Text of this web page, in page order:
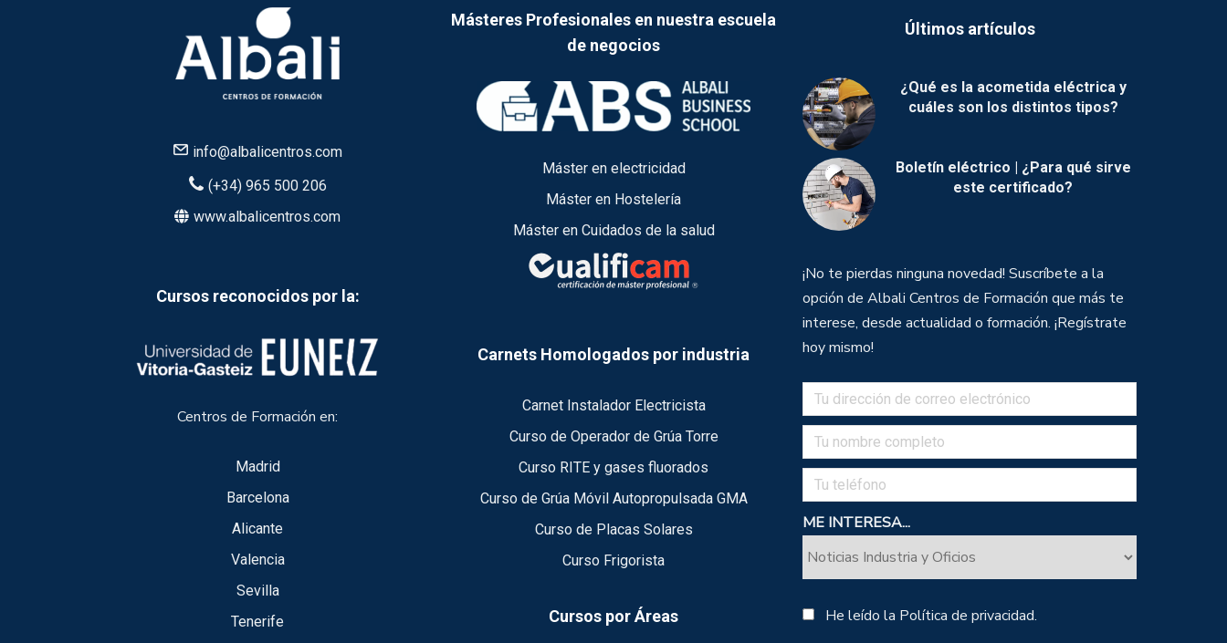
info@albalicentros.com
(+34) 965 500 206
www.albalicentros.com
Cursos reconocidos por la:
Centros de Formación en:
Madrid
Barcelona
Alicante
Valencia
Sevilla
Tenerife
Másteres Profesionales en nuestra escuela
de negocios
Máster en electricidad
Máster en Hostelería
Máster en Cuidados de la salud
Carnets Homologados por industria
Carnet Instalador Electricista
Curso de Operador de Grúa Torre
Curso RITE y gases fluorados
Curso de Grúa Móvil Autopropulsada GMA
Curso de Placas Solares
Curso Frigorista
Cursos por Áreas
Últimos artículos
¿Qué es la acometida eléctrica y
cuáles son los distintos tipos?
Boletín eléctrico | ¿Para qué sirve
este certificado?
¡No te pierdas ninguna novedad! Suscríbete a la
opción de Albali Centros de Formación que más te
interese, desde actualidad o formación. ¡Regístrate
hoy mismo!
ME INTERESA...
He leído la Política de privacidad.